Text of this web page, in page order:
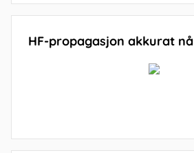
HF-propagasjon akkurat nå